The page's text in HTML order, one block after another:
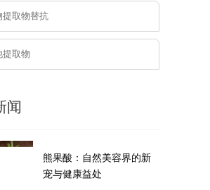
提取物替抗
提取物
闻
熊果酸：自然美容界的新
宠与健康益处